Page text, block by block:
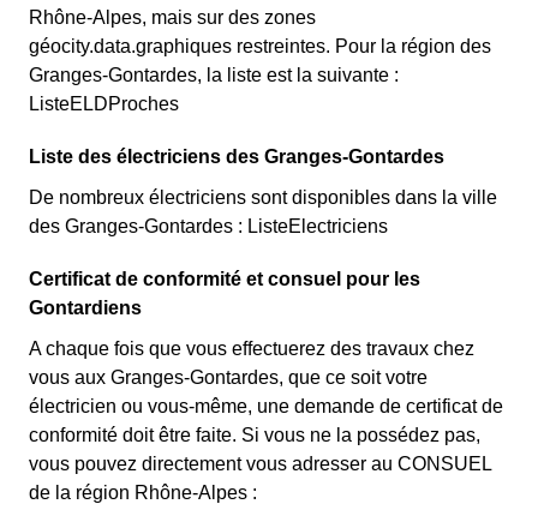
Rhône-Alpes, mais sur des zones
géocity.data.graphiques restreintes. Pour la région des
Granges-Gontardes, la liste est la suivante :
ListeELDProches
Liste des électriciens des Granges-Gontardes
De nombreux électriciens sont disponibles dans la ville
des Granges-Gontardes : ListeElectriciens
Certificat de conformité et consuel pour les
Gontardiens
A chaque fois que vous effectuerez des travaux chez
vous aux Granges-Gontardes, que ce soit votre
électricien ou vous-même, une demande de certificat de
conformité doit être faite. Si vous ne la possédez pas,
vous pouvez directement vous adresser au CONSUEL
de la région Rhône-Alpes :